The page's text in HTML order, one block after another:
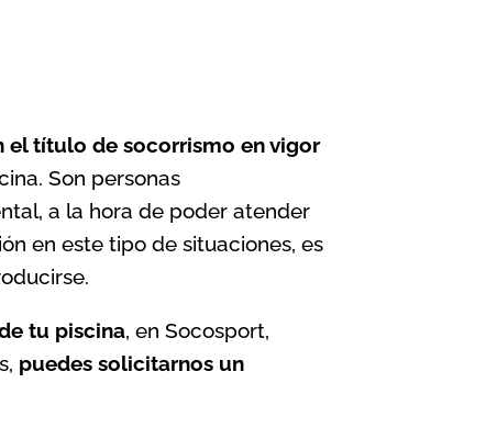
el título de socorrismo en vigor
Son personas
a la hora de poder atender
en este tipo de situaciones, es
tu piscina, en Socosport,
puedes solicitarnos un